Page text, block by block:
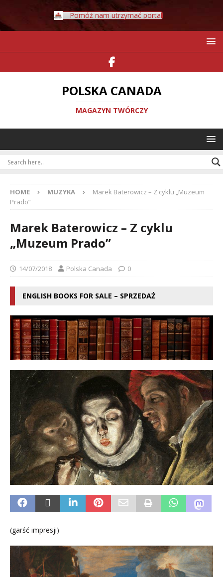
Pomóż nam utrzymać portal
POLSKA CANADA
MAGAZYN TWÓRCZY
HOME MUZYKA
Marek Baterowicz – Z cyklu „Muzeum
Prado”
Marek Baterowicz – Z cyklu
„Muzeum Prado”
14/07/2018 Polska Canada 0
ENGLISH BOOKS FOR SALE – SPRZEDAŻ
(garść impresji)